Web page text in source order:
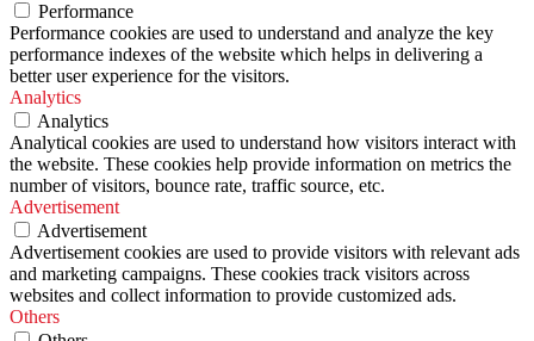
Performance
Performance cookies are used to understand and analyze the key
performance indexes of the website which helps in delivering a
better user experience for the visitors.
Analytics
Analytics
Analytical cookies are used to understand how visitors interact with
the website. These cookies help provide information on metrics the
number of visitors, bounce rate, traffic source, etc.
Advertisement
Advertisement
Advertisement cookies are used to provide visitors with relevant ads
and marketing campaigns. These cookies track visitors across
websites and collect information to provide customized ads.
Others